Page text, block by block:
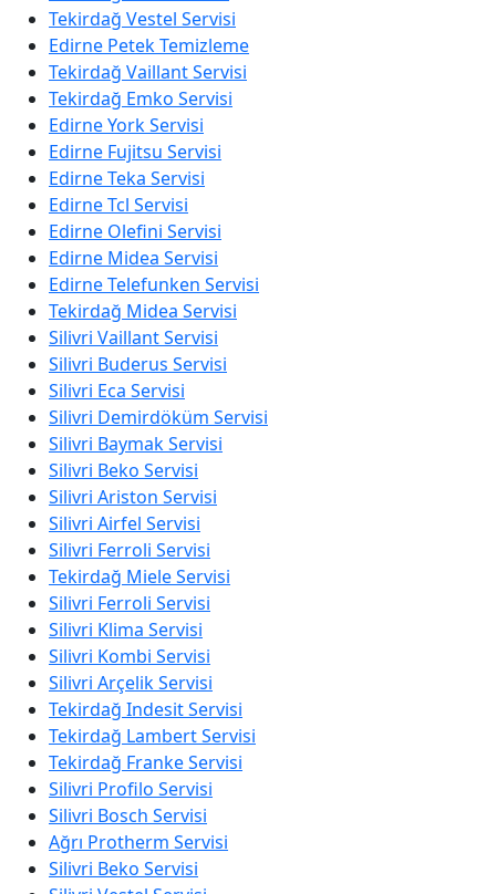
Tekirdağ Vestel Servisi
Edirne Petek Temizleme
Tekirdağ Vaillant Servisi
Tekirdağ Emko Servisi
Edirne York Servisi
Edirne Fujitsu Servisi
Edirne Teka Servisi
Edirne Tcl Servisi
Edirne Olefini Servisi
Edirne Midea Servisi
Edirne Telefunken Servisi
Tekirdağ Midea Servisi
Silivri Vaillant Servisi
Silivri Buderus Servisi
Silivri Eca Servisi
Silivri Demirdöküm Servisi
Silivri Baymak Servisi
Silivri Beko Servisi
Silivri Ariston Servisi
Silivri Airfel Servisi
Silivri Ferroli Servisi
Tekirdağ Miele Servisi
Silivri Ferroli Servisi
Silivri Klima Servisi
Silivri Kombi Servisi
Silivri Arçelik Servisi
Tekirdağ Indesit Servisi
Tekirdağ Lambert Servisi
Tekirdağ Franke Servisi
Silivri Profilo Servisi
Silivri Bosch Servisi
Ağrı Protherm Servisi
Silivri Beko Servisi